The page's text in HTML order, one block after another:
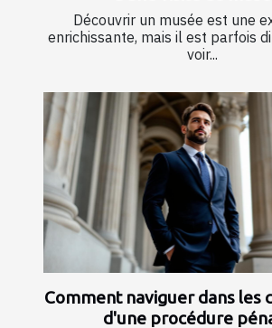
Découvrir un musée est une
enrichissante, mais il est parfois
voir...
Comment naviguer dans les
d'une procédure